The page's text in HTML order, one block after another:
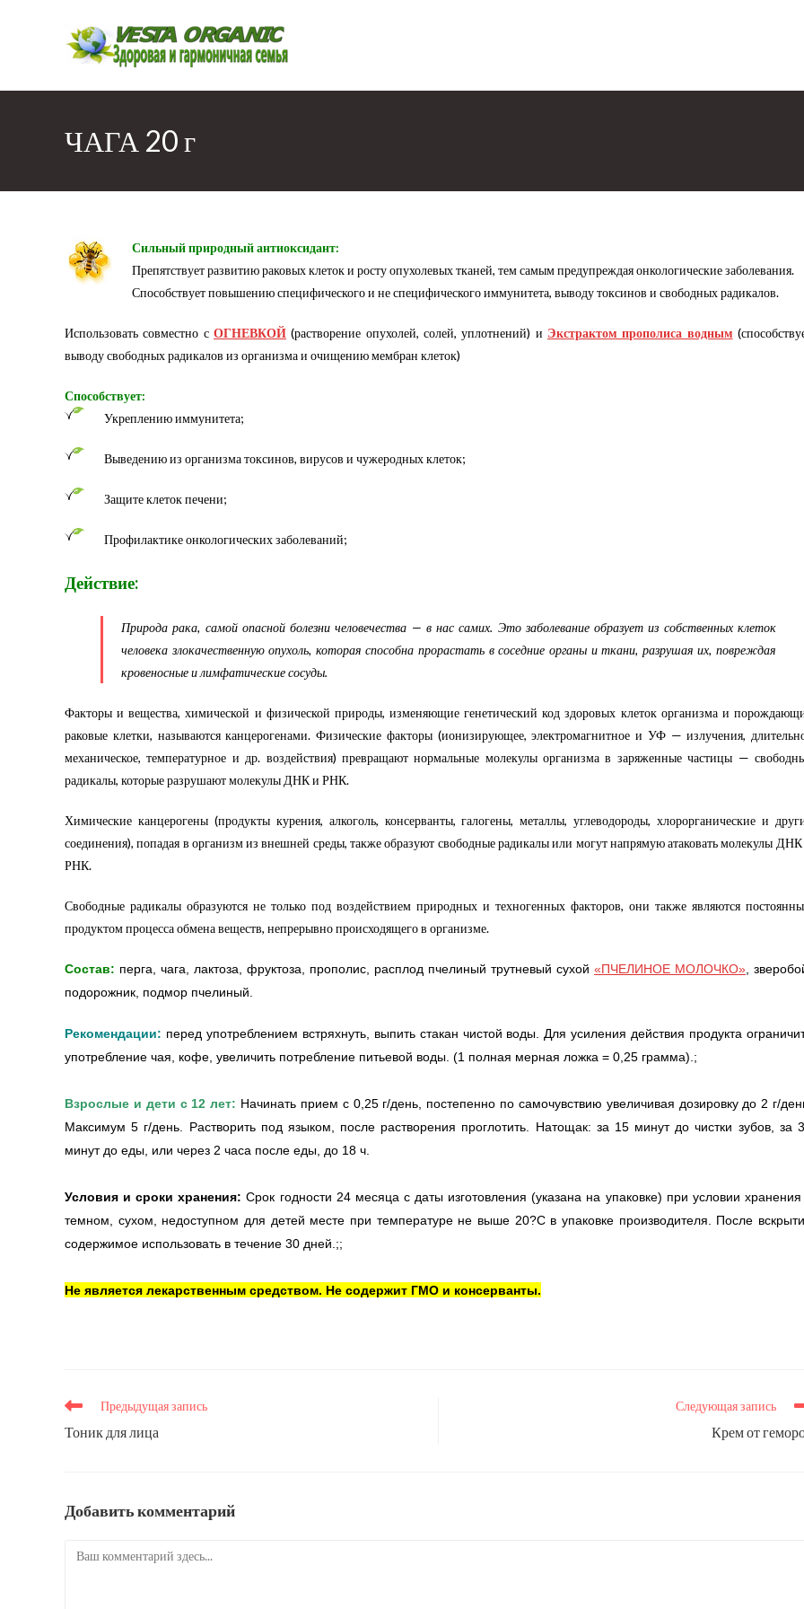
содержимому
ЧАГА 20 г
Сильный природный антиоксидант:
Препятствует развитию раковых клеток и росту опухолевых тканей, тем самым предупреждая онкологические заболевания.
Способствует повышению специфического и не специфического иммунитета, выводутоксинов и свободных радикалов.
Использовать совместно с ОГНЕВКОЙ (растворение опухолей, солей, уплотнений) и Экстрактом прополиса водным
выводу свободных радикалов из организма и очищению мембран клеток)
Способствует:
Укреплению иммунитета;
Выведению из организма токсинов, вирусов и чужеродных клеток;
Защите клеток печени;
Профилактике онкологических заболеваний;
Действие:
Природа рака, самой опасной болезни человечества — в нас самих. Это заболевание образует из собственных клеток
человека злокачественную опухоль, которая способна прорастать в соседние органы и ткани, разрушая их, повреждая
кровеносные и лимфатические сосуды.
Факторы и вещества, химической и физической природы, изменяющие генетический код здоровых клеток организма и
раковые клетки, называются канцерогенами. Физические факторы (ионизирующее, электромагнитное и УФ — излучения,
механическое, температурное и др. воздействия) превращают нормальные молекулы организма в заряженные частицы —
радикалы, которые разрушают молекулы ДНК и РНК.
Химические канцерогены (продукты курения, алкоголь, консерванты, галогены, металлы, углеводороды, хлорорганические и
соединения), попадая в организм из внешней среды, также образуют свободные радикалы или могут напрямую атаковать молекулы
РНК.
Свободные радикалы образуются не только под воздействием природных и техногенных факторов, они также являются
продуктом процесса обмена веществ, непрерывно происходящего в организме.
Состав: перга, чага, лактоза, фруктоза, прополис, расплод пчелиный трутневый сухой «ПЧЕЛИНОЕ МОЛОЧКО» ,
подорожник, подмор пчелиный.
Рекомендации: перед употреблением встряхнуть, выпить стакан чистой воды. Для усиления действия продукта
употребление чая, кофе, увеличить потребление питьевой воды. (1 полная мерная ложка = 0,25 грамма).;
Взрослые и дети с 12 лет: Начинать прием с 0,25 г/день, постепенно по самочувствию увеличивая дозировку до 2 г/
Максимум 5 г/день. Растворить под языком, после растворения проглотить. Натощак: за 15 минут до чистки зубов, за
минут до еды, или через 2 часа после еды, до 18 ч.
Условия и сроки хранения: Срок годности 24 месяца с даты изготовления (указана на упаковке) при условии хранения
темном, сухом, недоступном для детей месте при температуре не выше 20?С в упаковке производителя. После
содержимое использовать в течение 30 дней.;;
Не является лекарственным средством. Не содержит ГМО и консерванты.
Еще
Предыдущая запись
Тоник для лица
Следующая запись
Крем от
Добавить комментарий
Комментарий